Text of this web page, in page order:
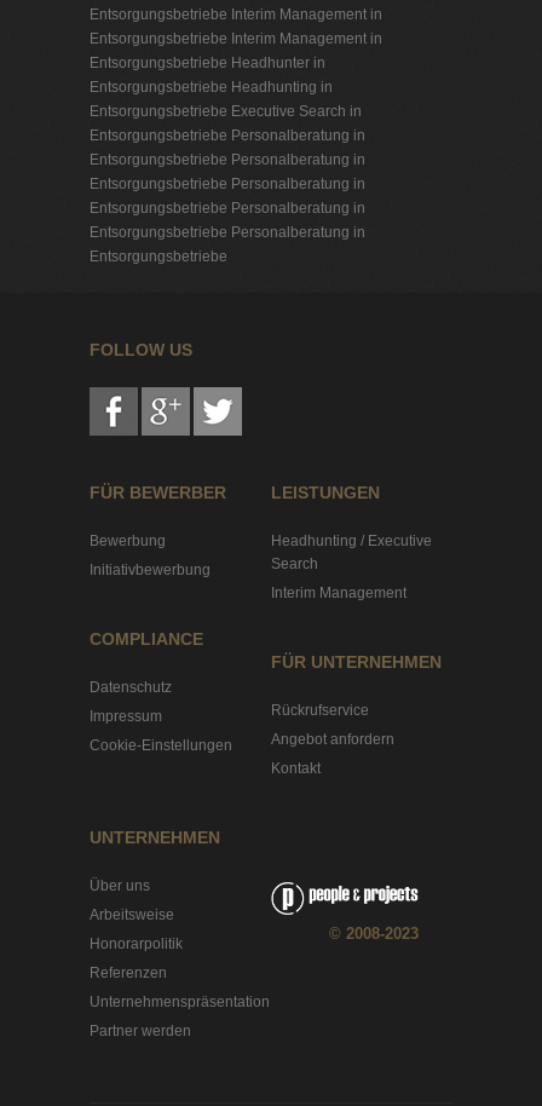
Entsorgungsbetriebe Interim Management in
Entsorgungsbetriebe Interim Management in
Entsorgungsbetriebe Headhunter in
Entsorgungsbetriebe Headhunting in
Entsorgungsbetriebe Executive Search in
Entsorgungsbetriebe Personalberatung in
Entsorgungsbetriebe Personalberatung in
Entsorgungsbetriebe Personalberatung in
Entsorgungsbetriebe Personalberatung in
Entsorgungsbetriebe Personalberatung in
Entsorgungsbetriebe
FOLLOW US
FÜR BEWERBER
Bewerbung
Initiativbewerbung
COMPLIANCE
Datenschutz
Impressum
Cookie-Einstellungen
LEISTUNGEN
Headhunting / Executive
Search
Interim Management
FÜR UNTERNEHMEN
Rückrufservice
Angebot anfordern
Kontakt
UNTERNEHMEN
Über uns
Arbeitsweise
Honorarpolitik
Referenzen
Unternehmenspräsentation
Partner werden
© 2008-2023